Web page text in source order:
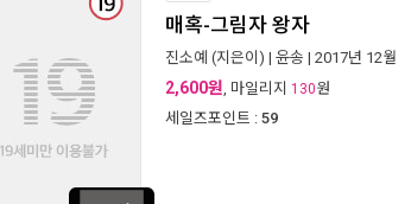
매혹-그림자 왕자
진소예 (지은이) | 윤송 | 2017년 12월
2,600원, 마일리지 130원
세일즈포인트 : 59